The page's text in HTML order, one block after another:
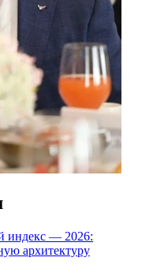
индекс — 2026:
архитектуру